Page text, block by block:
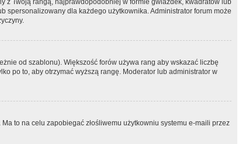
z Twoją rangą, najprawdopodobniej w formie gwiazdek, kwadratów lub
spersonalizowany dla każdego użytkownika. Administrator forum może
od szablonu). Większość forów używa rang aby wskazać liczbę
po to, aby otrzymać wyższą rangę. Moderator lub administrator w
to na celu zapobiegać złośliwemu użytkowniu systemu e-maili przez